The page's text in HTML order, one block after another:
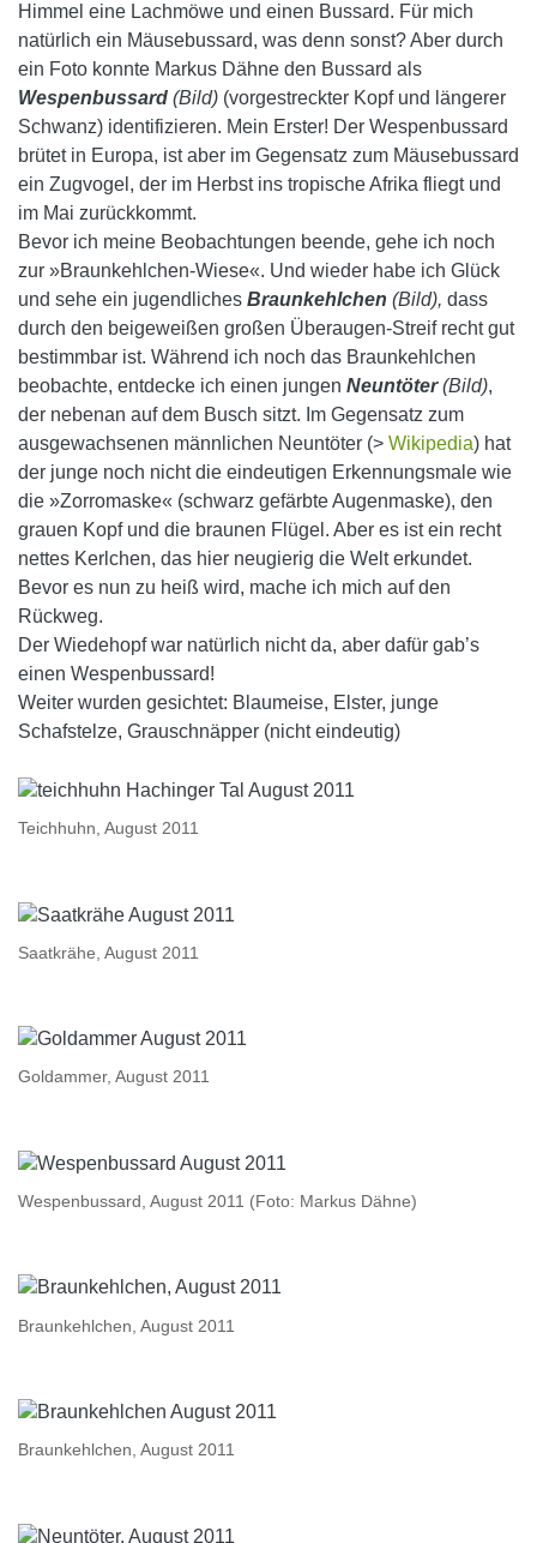
Himmel eine Lachmöwe und einen Bussard. Für mich
natürlich ein Mäusebussard, was denn sonst? Aber durch
ein Foto konnte Markus Dähne den Bussard als
Wespenbussard (Bild) (vorgestreckter Kopf und längerer
Schwanz) identifizieren. Mein Erster! Der Wespenbussard
brütet in Europa, ist aber im Gegensatz zum Mäusebussard
ein Zugvogel, der im Herbst ins tropische Afrika fliegt und
im Mai zurückkommt.
Bevor ich meine Beobachtungen beende, gehe ich noch
zur »Braunkehlchen-Wiese«. Und wieder habe ich Glück
und sehe ein jugendliches Braunkehlchen (Bild), dass
durch den beigeweißen großen Überaugen-Streif recht gut
bestimmbar ist. Während ich noch das Braunkehlchen
beobachte, entdecke ich einen jungen Neuntöter(Bild),
der nebenan auf dem Busch sitzt. Im Gegensatz zum
ausgewachsenen männlichen Neuntöter (> Wikipedia) hat
der junge noch nicht die eindeutigen Erkennungsmale wie
die »Zorromaske« (schwarz gefärbte Augenmaske), den
grauen Kopf und die braunen Flügel. Aber es ist ein recht
nettes Kerlchen, das hier neugierig die Welt erkundet.
Bevor es nun zu heiß wird, mache ich mich auf den
Rückweg.
Der Wiedehopf war natürlich nicht da, aber dafür gab’s
einen Wespenbussard!
Weiter wurden gesichtet: Blaumeise, Elster, junge
Schafstelze, Grauschnäpper (nicht eindeutig)
Teichhuhn, August 2011
Saatkrähe, August 2011
Goldammer, August 2011
Wespenbussard, August 2011 (Foto: Markus Dähne)
Braunkehlchen, August 2011
Braunkehlchen, August 2011